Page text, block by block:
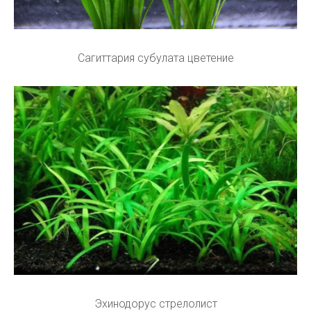
Сагиттария субулата цветение
Эхинодорус стрелолист